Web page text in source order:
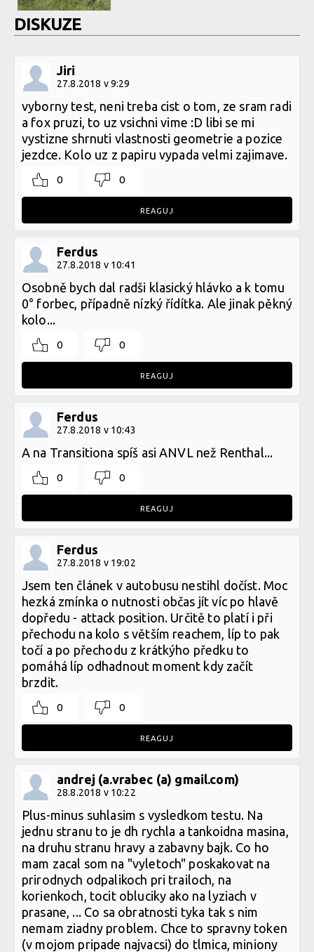
DISKUZE
Jiri
27.8.2018 v 9:29
vyborny test, neni treba cist o tom, ze sram radi
a fox pruzi, to uz vsichni vime :D libi se mi
vystizne shrnuti vlastnosti geometrie a pozice
jezdce. Kolo uz z papiru vypada velmi zajimave.
0 0
REAGUJ
Ferdus
27.8.2018 v 10:41
Osobně bych dal radši klasický hlávko a k tomu
0° forbec, případně nízký řídítka. Ale jinak pěkný
kolo...
0 0
REAGUJ
Ferdus
27.8.2018 v 10:43
A na Transitiona spíš asi ANVL než Renthal...
0 0
REAGUJ
Ferdus
27.8.2018 v 19:02
Jsem ten článek v autobusu nestihl dočíst. Moc
hezká zmínka o nutnosti občas jít víc po hlavě
dopředu - attack position. Určitě to platí i při
přechodu na kolo s větším reachem, líp to pak
točí a po přechodu z krátkýho předku to
pomáhá líp odhadnout moment kdy začít
brzdit.
0 0
REAGUJ
andrej (a.vrabec (a) gmail.com)
28.8.2018 v 10:22
Plus-minus suhlasim s vysledkom testu. Na
jednu stranu to je dh rychla a tankoidna masina,
na druhu stranu hravy a zabavny bajk. Co ho
mam zacal som na "vyletoch" poskakovat na
prirodnych odpalikoch pri trailoch, na
korienkoch, tocit obluciky ako na lyziach v
prasane, ... Co sa obratnosti tyka tak s nim
nemam ziadny problem. Chce to spravny token
(v mojom pripade najvacsi) do tlmica, miniony